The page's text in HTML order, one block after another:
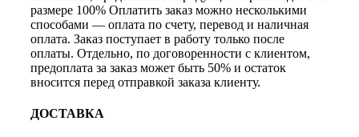
размере 100% Оплатить заказ можно несколькими
способами — оплата по счету, перевод и наличная
оплата. Заказ поступает в работу только после
оплаты. Отдельно, по договоренности с клиентом,
предоплата за заказ может быть 50% и остаток
вносится перед отправкой заказа клиенту.
ДОСТАВКА